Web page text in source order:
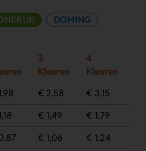
DOMING
3
Kleuren
4
Kleuren
€ 2,58
€ 3,15
€ 1,49
€ 1,79
€ 1,06
€ 1,24